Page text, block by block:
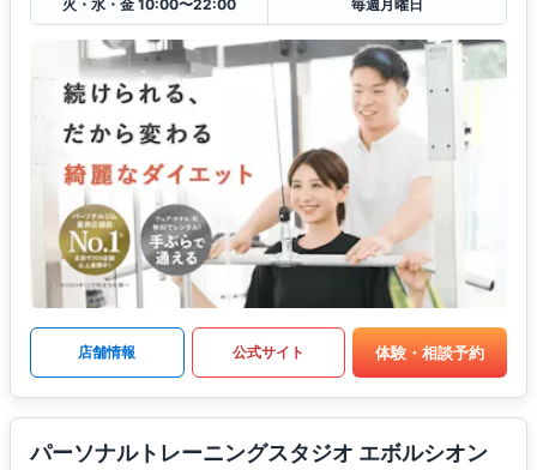
火・水・金 10:00〜22:00
毎週月曜日
店舗情報 公式サイト 体験・相談予約
パーソナルトレーニングスタジオ エボルシオン